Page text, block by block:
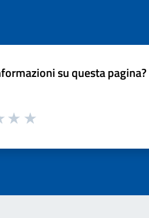
su questa pagina?